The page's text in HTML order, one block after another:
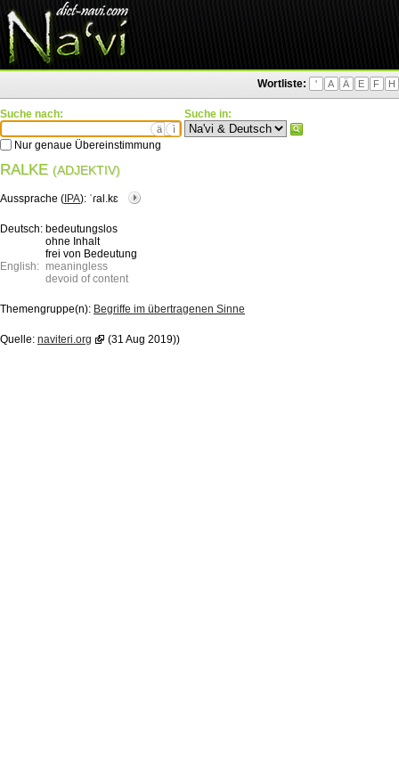
Wortliste: ' A Ä E F H
Suche nach:
ä ì
Nur genaue Übereinstimmung
Suche in:
RALKE (ADJEKTIV)
Aussprache ( IPA): ˈɾal.kɛ
Deutsch: bedeutungslos
ohne Inhalt
frei von Bedeutung
English: meaningless
devoid of content
Themengruppe(n): Begriffe im übertragenen Sinne
Quelle: naviteri.org (31 Aug 2019))